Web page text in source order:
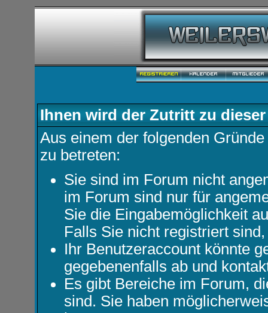
Ihnen wird der Zutritt zu
Aus einem der folgenden
zu betreten:
Sie sind im Forum nicht
im Forum sind nur für
Sie die Eingabemöglichkeit
Falls Sie nicht registriert
Ihr Benutzeraccount könnte
gegebenenfalls ab und
Es gibt Bereiche im Forum,
sind. Sie haben